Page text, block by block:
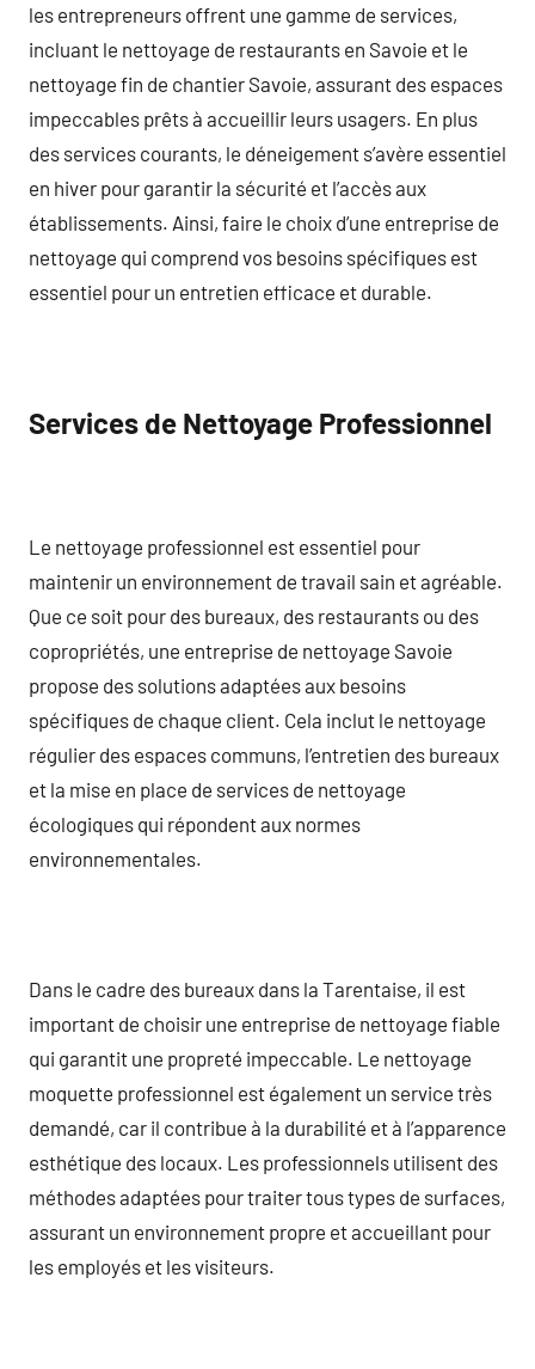
les entrepreneurs offrent une gamme de services,
incluant le nettoyage de restaurants en Savoie et le
nettoyage fin de chantier Savoie, assurant des espaces
impeccables prêts à accueillir leurs usagers. En plus
des services courants, le déneigement s’avère essentiel
en hiver pour garantir la sécurité et l’accès aux
établissements. Ainsi, faire le choix d’une entreprise de
nettoyage qui comprend vos besoins spécifiques est
essentiel pour un entretien efficace et durable.
Services de Nettoyage Professionnel
Le nettoyage professionnel est essentiel pour
maintenir un environnement de travail sain et agréable.
Que ce soit pour des bureaux, des restaurants ou des
copropriétés, une entreprise de nettoyage Savoie
propose des solutions adaptées aux besoins
spécifiques de chaque client. Cela inclut le nettoyage
régulier des espaces communs, l’entretien des bureaux
et la mise en place de services de nettoyage
écologiques qui répondent aux normes
environnementales.
Dans le cadre des bureaux dans la Tarentaise, il est
important de choisir une entreprise de nettoyage fiable
qui garantit une propreté impeccable. Le nettoyage
moquette professionnel est également un service très
demandé, car il contribue à la durabilité et à l’apparence
esthétique des locaux. Les professionnels utilisent des
méthodes adaptées pour traiter tous types de surfaces,
assurant un environnement propre et accueillant pour
les employés et les visiteurs.